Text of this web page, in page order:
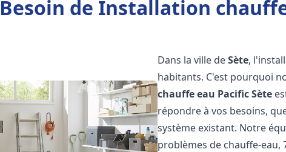
Besoin de Installation
Dans la ville deSète,
habitants. C'est pourquoi
chauffe eau PacificSète
répondre à vos besoins,
système existant. Notre
problèmes de chauffe-